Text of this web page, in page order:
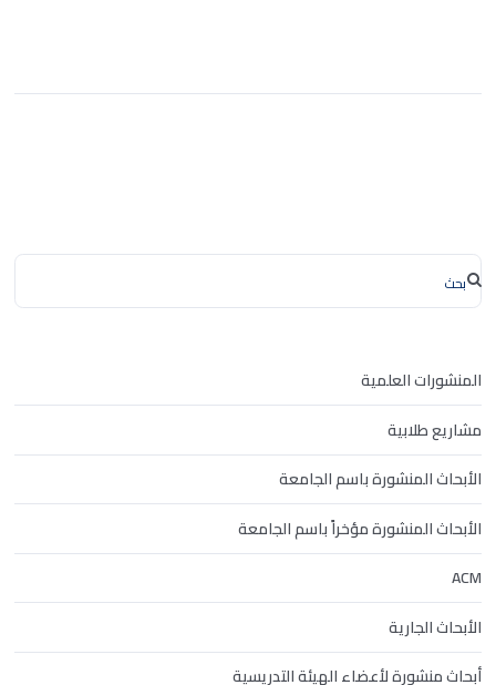
المنشورات العلمية
مشاريع طلابية
الأبحاث المنشورة باسم الجامعة
الأبحاث المنشورة مؤخراً باسم الجامعة
ACM
الأبحاث الجارية
أبحاث منشورة لأعضاء الهيئة التدريسية